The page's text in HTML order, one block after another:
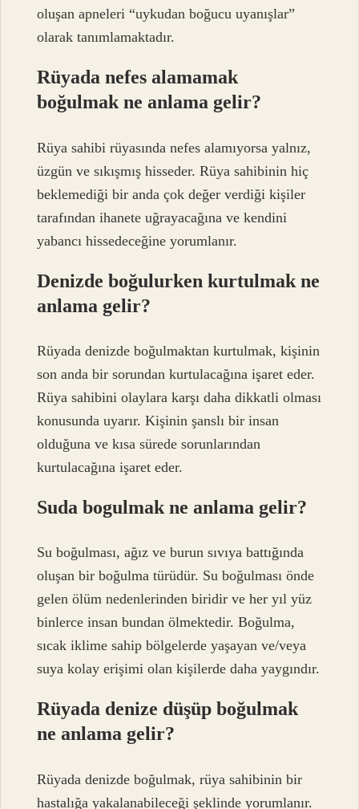
oluşan apneleri “uykudan boğucu uyanışlar”
olarak tanımlamaktadır.
Rüyada nefes alamamak
boğulmak ne anlama gelir?
Rüya sahibi rüyasında nefes alamıyorsa yalnız,
üzgün ve sıkışmış hisseder. Rüya sahibinin hiç
beklemediği bir anda çok değer verdiği kişiler
tarafından ihanete uğrayacağına ve kendini
yabancı hissedeceğine yorumlanır.
Denizde boğulurken kurtulmak ne
anlama gelir?
Rüyada denizde boğulmaktan kurtulmak, kişinin
son anda bir sorundan kurtulacağına işaret eder.
Rüya sahibini olaylara karşı daha dikkatli olması
konusunda uyarır. Kişinin şanslı bir insan
olduğuna ve kısa sürede sorunlarından
kurtulacağına işaret eder.
Suda bogulmak ne anlama gelir?
Su boğulması, ağız ve burun sıvıya battığında
oluşan bir boğulma türüdür. Su boğulması önde
gelen ölüm nedenlerinden biridir ve her yıl yüz
binlerce insan bundan ölmektedir. Boğulma,
sıcak iklime sahip bölgelerde yaşayan ve/veya
suya kolay erişimi olan kişilerde daha yaygındır.
Rüyada denize düşüp boğulmak
ne anlama gelir?
Rüyada denizde boğulmak, rüya sahibinin bir
hastalığa yakalanabileceği şeklinde yorumlanır.